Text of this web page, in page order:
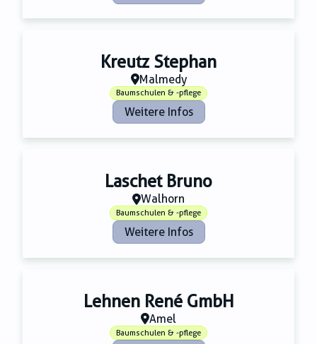
Kreutz Stephan
Malmedy
Baumschulen & -pflege
Weitere Infos
Laschet Bruno
Walhorn
Baumschulen & -pflege
Weitere Infos
Lehnen René GmbH
Amel
Baumschulen & -pflege